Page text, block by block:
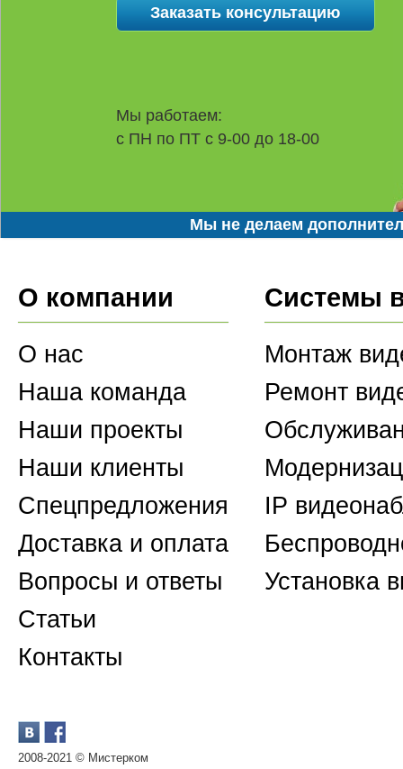
Мы работаем:
с ПН по ПТ с 9-00 до 18-00
Мы не делаем
О компании
О нас
Наша команда
Наши проекты
Наши клиенты
Спецпредложения
Доставка и оплата
Вопросы и ответы
Статьи
Контакты
2008-2021 © Мистерком
Системы
Монтаж
Ремонт
IP
Установка